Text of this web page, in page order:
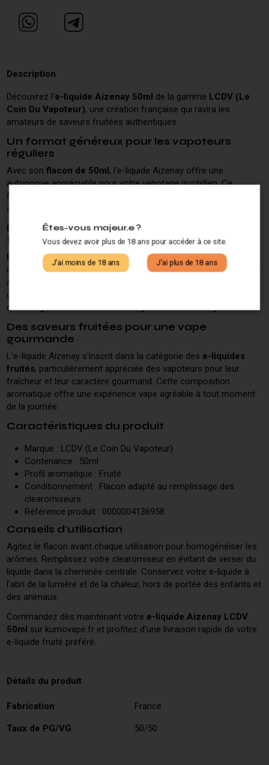
Description
Découvrez l'e-liquide Aizenay 50ml de la gamme LCDV (Le
Coin Du Vapoteur), une création française qui ravira les
amateurs de saveurs fruitées authentiques.
Un format généreux pour les vapoteurs
réguliers
Avec sonflacon de 50ml, l'e-liquide Aizenay offre une
autonomie appréciable pour votre vapotage quotidien. Ce
format économique permet de profiter durablement de ses
arômes fruités sans renouveler constamment votre stock.
La signature LCDV : qualité et savoir-faire
français
Le Coin Du Vapoteurest reconnu pour son expertise dans la
création d'e-liquides premium. La marque LCDV s'appuie sur des
années d'expérience pour proposer des recettes équilibrées et
des saveurs travaillées. Chaque e-liquide bénéficie d'un contrôle
qualité rigoureux conforme à la réglementation en vigueur.
Des saveurs fruitées pour une vape
gourmande
L'e-liquide Aizenay s'inscrit dans la catégorie des e-liquides
fruités, particulièrement appréciée des vapoteurs pour leur
fraîcheur et leur caractère gourmand. Cette composition
aromatique offre une expérience vape agréable à tout moment
de la journée.
Caractéristiques du produit
Marque : LCDV (Le Coin Du Vapoteur)
Contenance : 50ml
Profil aromatique : Fruité
Conditionnement : Flacon adapté au remplissage des
clearomiseurs
Référence produit : 0000004136958
Conseils d'utilisation
Agitez le flacon avant chaque utilisation pour homogénéiser les
arômes. Remplissez votre clearomiseur en évitant de verser du
liquide dans la cheminée centrale. Conservez votre e-liquide à
l'abri de la lumière et de la chaleur, hors de portée des enfants et
des animaux.
Commandez dès maintenant votre e-liquide Aizenay LCDV
50ml sur kumovape.fr et profitez d'une livraison rapide de votre
e-liquide fruité préféré.
Détails du produit
Fabrication France
Taux de PG/VG 50/50
Êtes-vous majeur.e ?
Vous devez avoir plus de 18 ans pour accéder à ce site.
J'ai moins de 18 ans J'ai plus de 18 ans